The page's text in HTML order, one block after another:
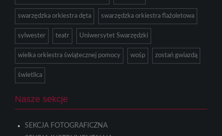
swarzędzka orkiestra dęta swarzędzka orkiestra flażoletowa
sylwester teatr Uniwersytet Swarzędzki
wielka orkiestra świątecznej pomocy wośp zostań gwiazdą
świetlica
Nasze sekcje
SEKCJA FOTOGRAFICZNA